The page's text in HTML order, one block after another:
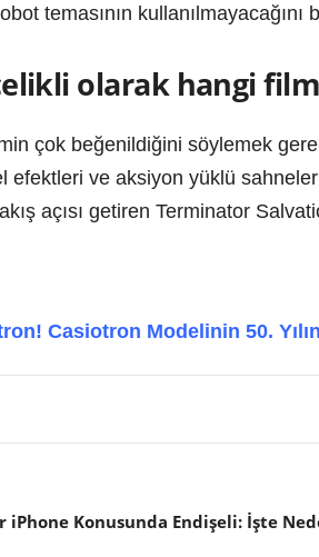
temasının
olarak hangi
çok beğenildiğini söylemek
efektleri ve aksiyon yüklü
açısı getiren Terminator
Casiotron Modelinin 50.
Konusunda Endişeli: İşte